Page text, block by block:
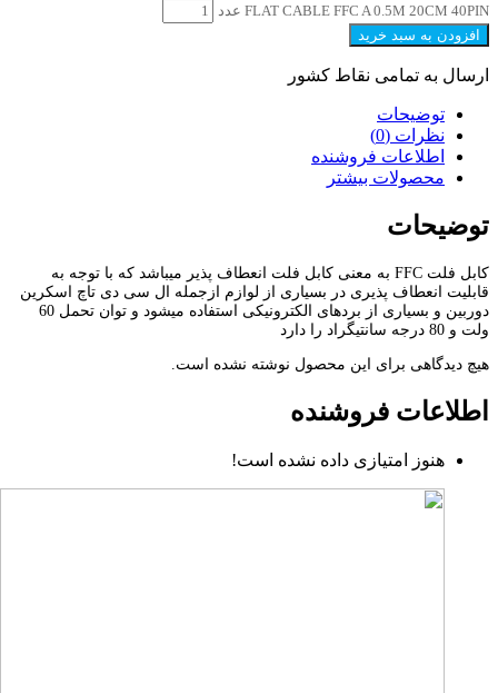
FLAT CABLE FFC A 0.5M 20CM 40PIN عدد
افزودن به سبد خرید
ارسال به تمامی نقاط کشور
توضیحات
نظرات (0)
اطلاعات فروشنده
محصولات بیشتر
توضیحات
کابل فلت FFC به معنی کابل فلت انعطاف پذیر میباشد که با توجه به
قابلیت انعطاف پذیری در بسیاری از لوازم ازجمله ال سی دی تاچ اسکرین
دوربین و بسیاری از بردهای الکترونیکی استفاده میشود و توان تحمل 60
ولت و 80 درجه سانتیگراد را دارد
هیچ دیدگاهی برای این محصول نوشته نشده است.
اطلاعات فروشنده
هنوز امتیازی داده نشده است!